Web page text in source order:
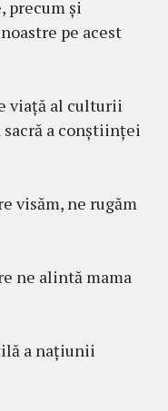
precum și
pe acest
viață al culturii
a conștiinței
visăm, ne rugăm
ne alintă mama
a națiunii